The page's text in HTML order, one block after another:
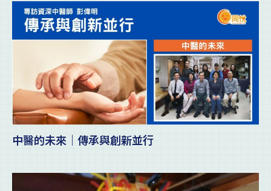
中醫的未來｜傳承與創新並行